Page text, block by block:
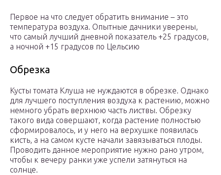
Первое на что следует обратить внимание – это
температура воздуха. Опытные дачники уверены,
что самый лучший дневной показатель +25 градусов,
а ночной +15 градусов по Цельсию
Обрезка
Кусты томата Клуша не нуждаются в обрезке. Однако
для лучшего поступления воздуха к растению, можно
немного убрать верхнюю часть листвы. Обрезку
такого вида совершают, когда растение полностью
сформировалось, и у него на верхушке появилась
кисть, а на самом кусте начали завязываться плоды.
Проводить данное мероприятие нужно рано утром,
чтобы к вечеру ранки уже успели затянуться на
солнце.